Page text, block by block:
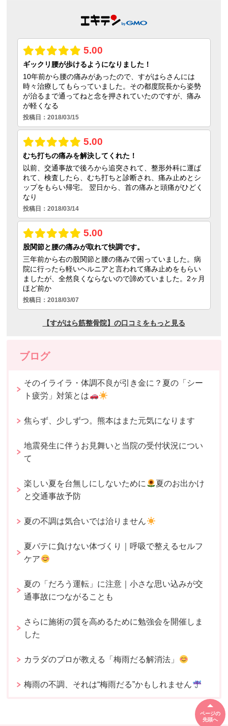
ブログ
そのイライラ・体調不良が引き金に？夏の「シー
ト疲労」対策とは
焦らず、少しずつ。熊本はまた元気になります
地震発生に伴うお見舞いと当院の受付状況につい
て
楽しい夏を台無しにしないために
夏のお出かけ
と交通事故予防
夏の不調は気合いでは治りません
夏バテに負けない体づくり｜呼吸で整えるセルフ
ケア
夏の「だろう運転」に注意｜小さな思い込みが交
通事故につながることも
さらに施術の質を高めるために勉強会を開催しま
した
カラダのプロが教える「梅雨だる解消法」
梅雨の不調、それは“梅雨だる”かもしれません
ページの
先頭へ